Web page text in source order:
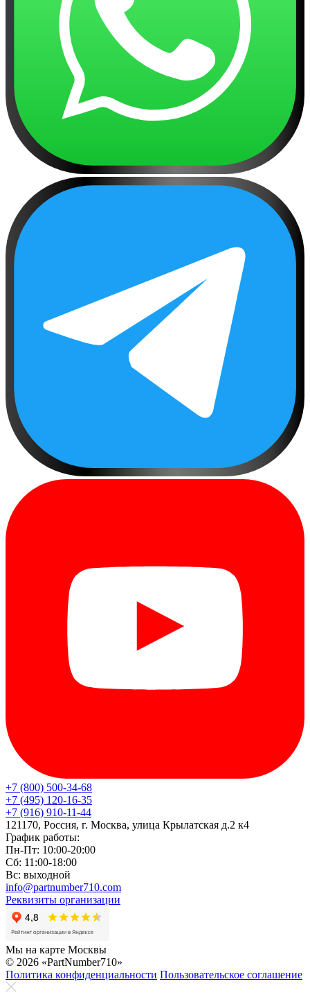
+7 (800) 500-34-68
+7 (495) 120-16-35
+7 (916) 910-11-44
121170, Россия, г. Москва, улица Крылатская д.2 к4
График работы:
Пн-Пт: 10:00-20:00
Сб: 11:00-18:00
Вс: выходной
info@partnumber710.com
Реквизиты организации
Мы на карте Москвы
© 2026 «PartNumber710»
Политика конфиденциальности Пользовательское соглашение